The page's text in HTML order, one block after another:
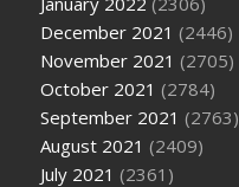
December 2021 (2446)
November 2021 (2705)
October 2021 (2784)
September 2021 (2763)
August 2021 (2409)
July 2021 (2361)